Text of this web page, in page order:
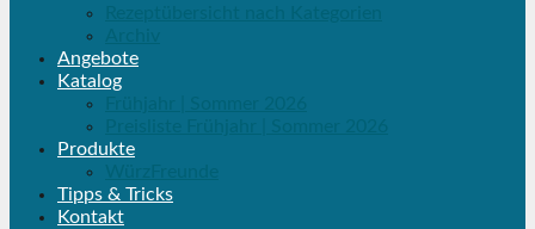
Angebote
Katalog
Produkte
Tipps & Tricks
Kontakt